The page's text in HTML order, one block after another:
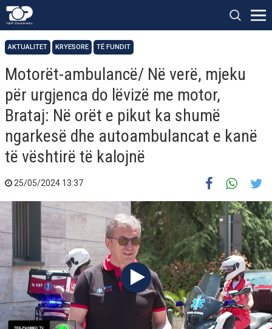
AKTUALITET KRYESORE TË FUNDIT
Motorët-ambulancë/ Në verë, mjeku
për urgjenca do lëvizë me motor,
Brataj: Në orët e pikut ka shumë
ngarkesë dhe autoambulancat e kanë
të vështirë të kalojnë
25/05/2024 13:37